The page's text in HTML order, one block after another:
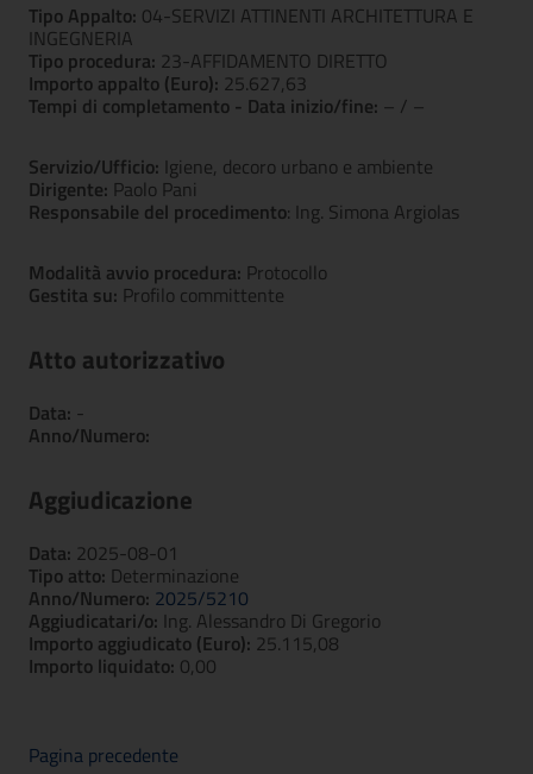
Tipo Appalto: 04-SERVIZI ATTINENTI ARCHITETTURA E
INGEGNERIA
Tipo procedura: 23-AFFIDAMENTO DIRETTO
Importo appalto (Euro): 25.627,63
Tempi di completamento - Data inizio/fine: – / –
Servizio/Ufficio: Igiene, decoro urbano e ambiente
Dirigente: Paolo Pani
Responsabile del procedimento: Ing. Simona Argiolas
Modalità avvio procedura: Protocollo
Gestita su: Profilo committente
Atto autorizzativo
Data: -
Anno/Numero:
Aggiudicazione
Data: 2025-08-01
Tipo atto: Determinazione
Anno/Numero: 2025/5210
Aggiudicatari/o: Ing. Alessandro Di Gregorio
Importo aggiudicato (Euro): 25.115,08
Importo liquidato: 0,00
Pagina precedente